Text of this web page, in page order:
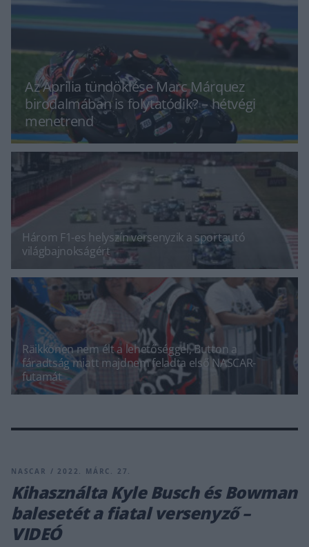
Az Aprilia tündöklése Marc Márquez
birodalmában is folytatódik? – hétvégi
menetrend
Három F1-es helyszín versenyzik a sportautó
világbajnokságért
Räikkönen nem élt a lehetőséggel, Button a
fáradtság miatt majdnem feladta első NASCAR-
futamát
NASCAR / 2022. MÁRC. 27.
Kihasználta Kyle Busch és Bowman
balesetét a fiatal versenyző –
VIDEÓ